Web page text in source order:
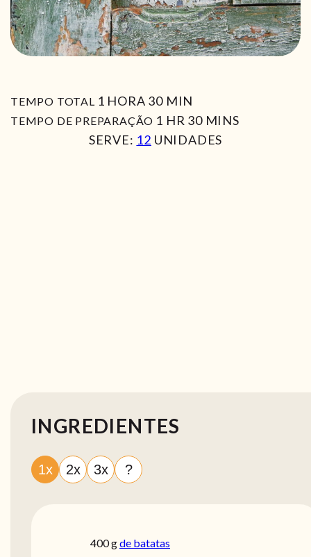
TEMPO TOTAL 1 HORA
HORA 30MIN
MIN
TEMPO DE PREPARAÇÃO 1 HORA
HR 30MIN
MINS
SERVE: 12 UNIDADES
INGREDIENTES
1x 2x 3x ?
400gde batatas